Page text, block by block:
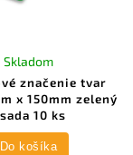
značenie tvar
x 150mm zelený
10 ks
Skladom
Do košíka